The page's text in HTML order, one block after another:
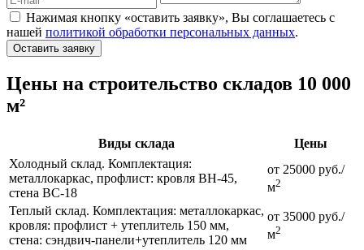
Нажимая кнопку «оставить заявку», Вы соглашаетесь с
нашей политикой обработки персональных данных.
Оставить заявку
Цены на строительство складов 10 000
м²
Виды склада
Цены
Холодный склад. Комплектация:
металлокаркас, профлист: кровля ВН-45,
стена ВС-18
от 25000 руб./
м2
Теплый склад. Комплектация: металлокаркас,
кровля: профлист + утеплитель 150 мм,
стена: сэндвич-панели+утеплитель 120 мм
от 35000 руб./
м2